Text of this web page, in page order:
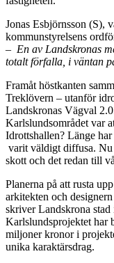
Jonas Esbjörnsson (S),
kommunstyrelsens
– En av Landskronas
totalt förfalla, i väntan
Framåt höstkanten
Treklövern – utanför
Landskronas Vägval
Karlslundsområdet var
Idrottshallen? Länge
varit väldigt diffusa. Nu
skott och det redan till
Planerna på att rusta
arkitekten och
skriver Landskrona
Karlslundsprojektet har
miljoner kronor i
unika karaktärsdrag.